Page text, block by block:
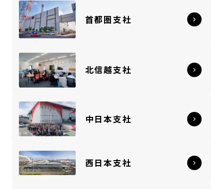
首都圏支社
北信越支社
中日本支社
西日本支社